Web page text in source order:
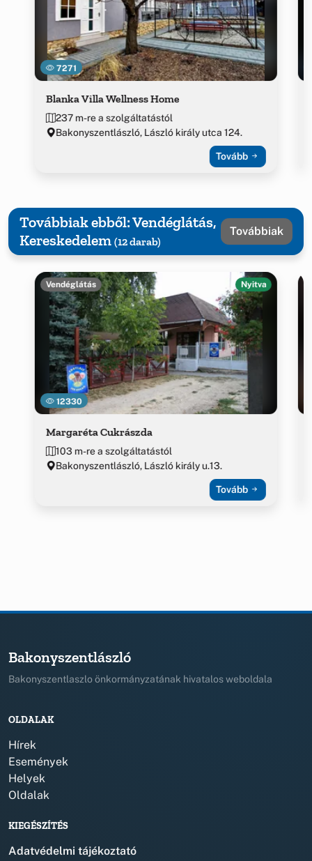
7271
Blanka Villa Wellness Home
237 m-re a szolgáltatástól
Bakonyszentlászló, László király utca 124.
Tovább
Továbbiak ebből: Vendéglátás,
Kereskedelem (12 darab)
Továbbiak
12330
Vendéglátás Nyitva
Margaréta Cukrászda
103 m-re a szolgáltatástól
Bakonyszentlászló, László király u.13.
Tovább
Bakonyszentlászló
Bakonyszentlaszlo önkormányzatának hivatalos weboldala
OLDALAK
Hírek
Események
Helyek
Oldalak
KIEGÉSZÍTÉS
Adatvédelmi tájékoztató